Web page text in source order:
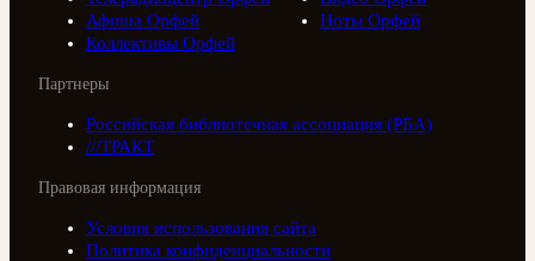
Афиша Орфей
Ноты Орфей
Коллективы Орфей
Партнеры
Российская библиотечная ассоциация (РБА)
///ТРАКТ
Правовая информация
Условия использования сайта
Политика конфиденциальности